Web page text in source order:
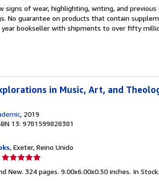
vendedor:
5
de
signs of wear, highlighting, writing, and
No guarantee on products that contain
bookseller with shipments to over fifty
in Music, Art, and
, 2019
13: 9781599828381
, Exeter, Reino Unido
Calificación
vendedor:
New. 324 pages. 9.00x6.00x0.50 inches. In Stock.